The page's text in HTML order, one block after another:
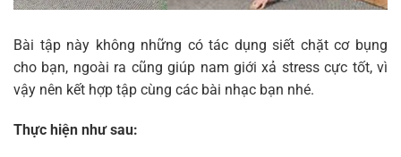
Bài tập này không những có tác dụng siết chặt cơ bụng
cho bạn, ngoài ra cũng giúp nam giới xả stress cực tốt, vì
vậy nên kết hợp tập cùng các bài nhạc bạn nhé.
Thực hiện như sau: